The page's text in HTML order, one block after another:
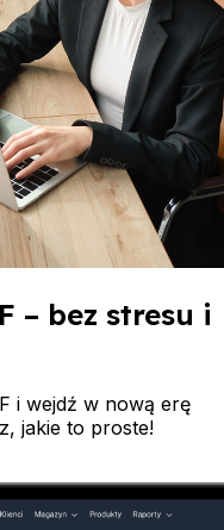
– bez stresu i
i wejdź w nową erę
jakie to proste!